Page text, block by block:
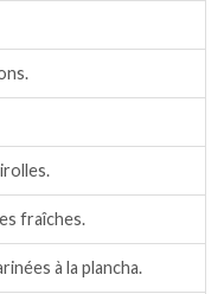
fraîches.
à la plancha.